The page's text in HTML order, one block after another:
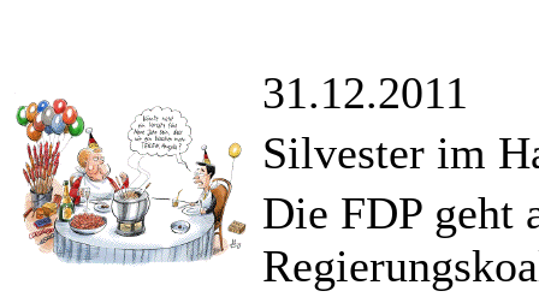
31.12.2011
Silvester im
Die FDP geht